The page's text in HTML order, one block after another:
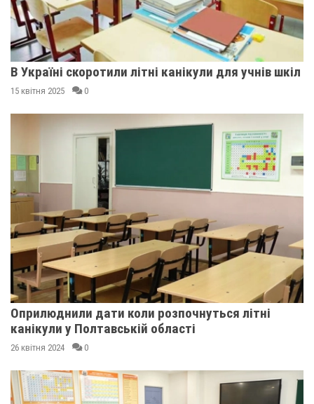
В Україні скоротили літні канікули для учнів шкіл
15 квітня 2025 0
Оприлюднили дати коли розпочнуться літні
канікули у Полтавській області
26 квітня 2024 0